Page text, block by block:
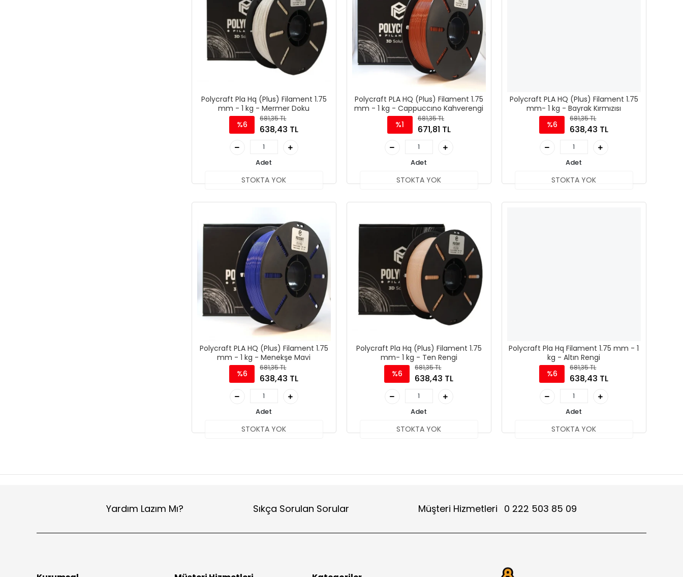
Polycraft Pla Hq (Plus) Filament 1.75
mm - 1 kg - Mermer Doku
%6
681,35 TL
638,43 TL
Adet
STOKTA YOK
Polycraft PLA HQ (Plus) Filament 1.75
mm - 1 kg - Cappuccıno Kahverengi
%1
681,35 TL
671,81 TL
Adet
STOKTA YOK
Polycraft PLA HQ (Plus) Filament 1.75
mm- 1 kg - Bayrak Kırmızısı
%6
681,35 TL
638,43 TL
Adet
STOKTA YOK
Polycraft PLA HQ (Plus) Filament 1.75
mm - 1 kg - Menekşe Mavi
%6
681,35 TL
638,43 TL
Adet
STOKTA YOK
Polycraft Pla Hq (Plus) Filament 1.75
mm- 1 kg - Ten Rengi
%6
681,35 TL
638,43 TL
Adet
STOKTA YOK
Polycraft Pla Hq Filament 1.75 mm - 1
kg - Altın Rengi
%6
681,35 TL
638,43 TL
Adet
STOKTA YOK
Yardım Lazım Mı? Sıkça Sorulan Sorular Müşteri Hizmetleri 0 222 503 85 09